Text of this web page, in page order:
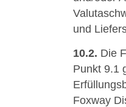
und
10.2. Die
Punkt 9.1
Foxway